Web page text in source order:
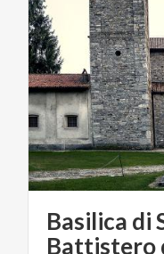
Basilica di